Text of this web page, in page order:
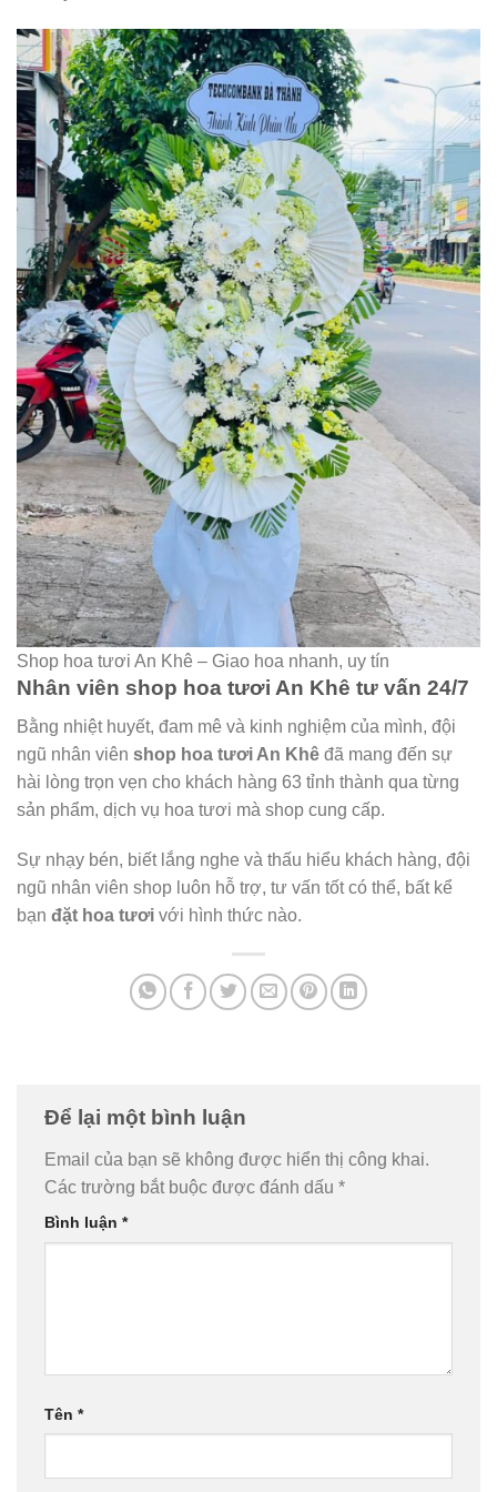
Shop hoa tươi An Khê – Giao hoa nhanh, uy tín
Nhân viên shop hoa tươi An Khê tư vấn 24/7
Bằng nhiệt huyết, đam mê và kinh nghiệm của mình, đội
ngũ nhân viên shop hoa tươi An Khê đã mang đến sự
hài lòng trọn vẹn cho khách hàng 63 tỉnh thành qua từng
sản phẩm, dịch vụ hoa tươi mà shop cung cấp.
Sự nhạy bén, biết lắng nghe và thấu hiểu khách hàng, đội
ngũ nhân viên shop luôn hỗ trợ, tư vấn tốt có thể, bất kể
bạn đặt hoa tươi với hình thức nào.
Để lại một bình luận
Email của bạn sẽ không được hiển thị công khai.
Các trường bắt buộc được đánh dấu *
Bình luận *
Tên *